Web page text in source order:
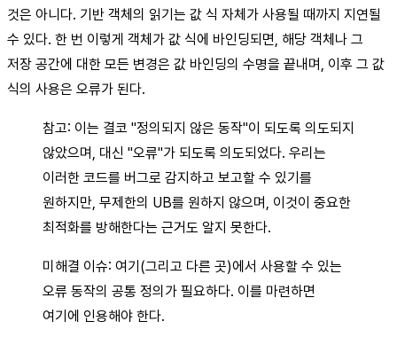
것은 아니다. 기반 객체의 읽기는 값 식 자체가 사용될 때까지 지연될
수 있다. 한 번 이렇게 객체가 값 식에 바인딩되면, 해당 객체나 그
저장 공간에 대한 모든 변경은 값 바인딩의 수명을 끝내며, 이후 그 값
식의 사용은 오류가 된다.
참고: 이는 결코 "정의되지 않은 동작"이 되도록 의도되지
않았으며, 대신 "오류"가 되도록 의도되었다. 우리는
이러한 코드를 버그로 감지하고 보고할 수 있기를
원하지만, 무제한의 UB를 원하지 않으며, 이것이 중요한
최적화를 방해한다는 근거도 알지 못한다.
미해결 이슈: 여기(그리고 다른 곳)에서 사용할 수 있는
오류 동작의 공통 정의가 필요하다. 이를 마련하면
여기에 인용해야 한다.